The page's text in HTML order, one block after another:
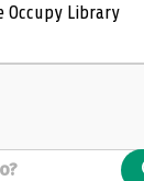
Occupy Library